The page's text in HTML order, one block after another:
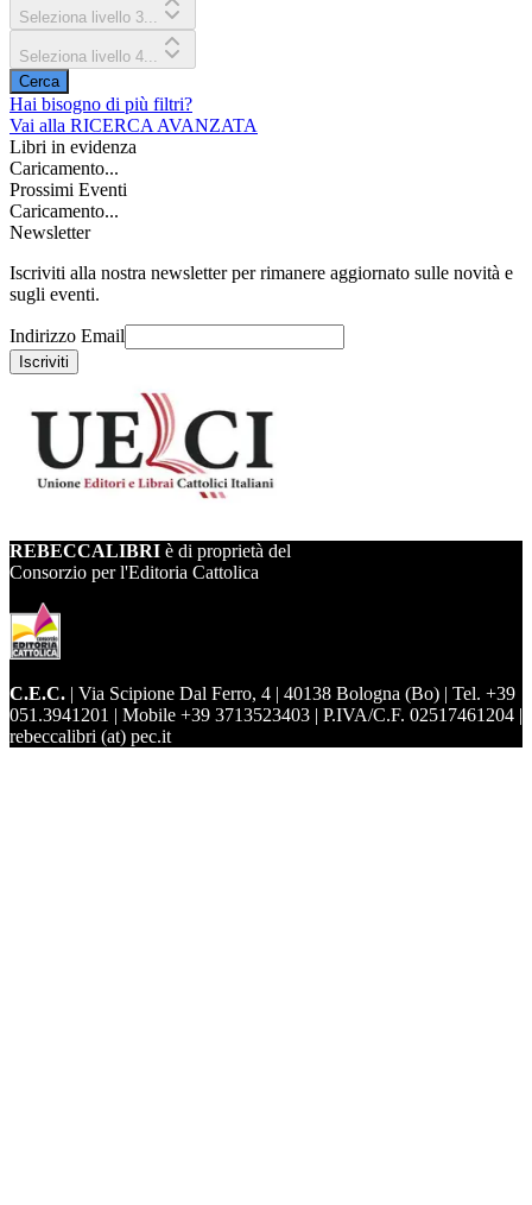
Seleziona livello 3...
Seleziona livello 4...
Cerca
Hai bisogno di più filtri?
Vai alla RICERCA AVANZATA
Libri in evidenza
Caricamento...
Prossimi Eventi
Caricamento...
Newsletter
Iscriviti alla nostra newsletter per rimanere aggiornato sulle novità e
sugli eventi.
Indirizzo Email
Iscriviti
REBECCALIBRI è di proprietà del
Consorzio per l'Editoria Cattolica
C.E.C. | Via Scipione Dal Ferro, 4 | 40138 Bologna (Bo) | Tel. +39
051.3941201 | Mobile +39 3713523403 | P.IVA/C.F. 02517461204 |
rebeccalibri (at) pec.it